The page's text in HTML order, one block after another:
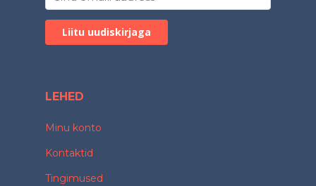
LEHED
Minu konto
Kontaktid
Tingimused